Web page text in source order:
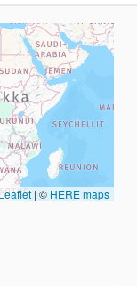
tämän sivun
| © HERE maps